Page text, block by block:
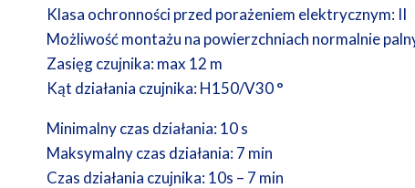
Klasa ochronności przed porażeniem elektrycznym: II
Możliwość montażu na powierzchniach normalnie
Zasięg czujnika: max 12 m
Kąt działania czujnika: H150/V30 °
Minimalny czas działania: 10 s
Maksymalny czas działania: 7 min
Czas działania czujnika: 10s – 7 min